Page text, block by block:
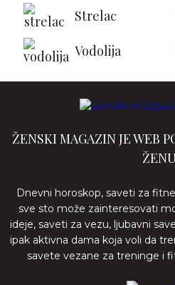
Strelac
Vodolija
ŽENSKI MAGAZIN JE WEB
Dnevni horoskop, saveti za
sve sto može zainteresovati
ideje, saveti za vezu, ljubavni
ipak aktivna dama koja voli da
savete vezane za treninge i